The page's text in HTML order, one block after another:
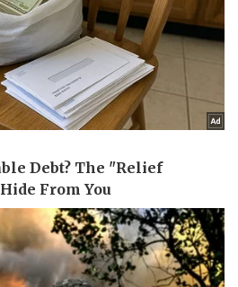
Xe máy
Tư vấn